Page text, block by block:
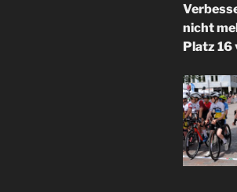
nicht
Platz 16